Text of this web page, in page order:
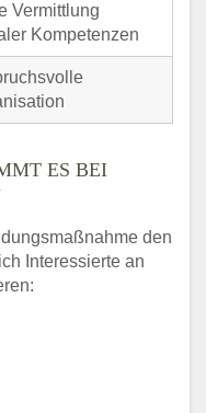
Vermittlung
Kompetenzen
ES BEI
den
Interessierte an